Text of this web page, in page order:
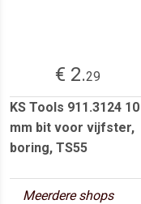
€ 2.29
KS Tools 911.3124 10
mm bit voor vijfster,
boring, TS55
Meerdere shops